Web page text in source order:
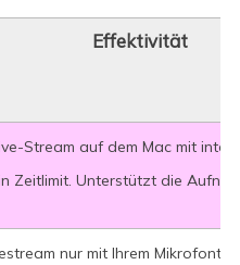
Effektivität
Stream auf dem Mac mit
Zeitlimit. Unterstützt die
nur mit Ihrem